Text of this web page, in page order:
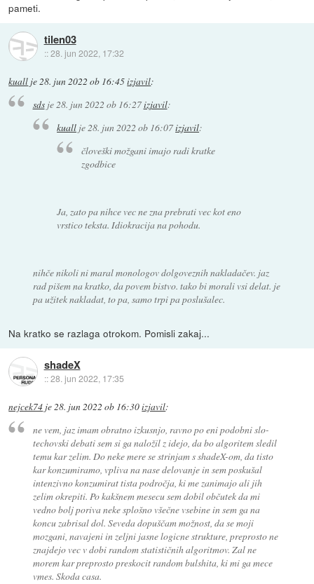
pameti.
tilen03
::28. jun 2022, 17:32
kuall je 28. jun 2022 ob 16:45izjavil:
sdsje28. jun 2022 ob 16:27izjavil:
kuall je28. jun 2022 ob 16:07izjavil:
človeški možgani imajo radi kratke
zgodbice
Ja, zato pa nihce vec ne zna prebrati vec kot eno
vrstico teksta. Idiokracija na pohodu.
nihče nikoli ni maral monologov dolgoveznih nakladačev. jaz
rad pišem na kratko, da povem bistvo. tako bi morali vsi delat. je
pa užitek nakladat, to pa, samo trpi pa poslušalec.
Na kratko se razlaga otrokom. Pomisli zakaj...
shadeX
::28. jun 2022, 17:35
nejcek74 je28. jun 2022 ob 16:30izjavil:
ne vem, jaz imam obratno izkusnjo, ravno po eni podobni slo-
techovski debati sem si ga naložil z idejo, da bo algoritem sledil
temu kar zelim. Do neke mere se strinjam s shadeX-om, da tisto
kar konzumiramo, vpliva na nase delovanje in sem poskušal
intenzivno konzumirat tista področja, ki me zanimajo ali jih
zelim okrepiti. Po kakšnem mesecu sem dobil občutek da mi
vedno bolj poriva neke splošno všečne vsebine in sem ga na
koncu zabrisal dol. Seveda dopuščam možnost, da se moji
mozgani, navajeni in zeljni jasne logicne strukture, preprosto ne
znajdejo vec v dobi random statističnih algoritmov. Zal ne
morem kar preprosto preskocit random bulshita, ki mi ga mece
vmes. Skoda casa.